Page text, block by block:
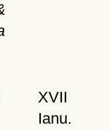
XVII
Ianu.